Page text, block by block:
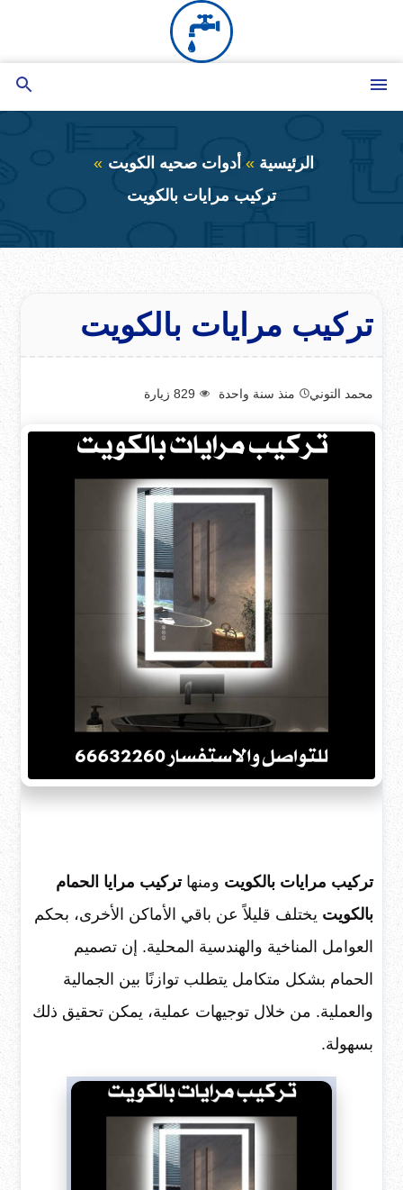
المحتوى
الرئيسية
أدوات صحيه الكويت
تركيب مرايات بالكويت
تركيب مرايات بالكويت
محمد التوني منذ سنة واحدة 829 زيارة
تركيب مرايات بالكويت ومنهاتركيب مرايا الحمام
بالكويت يختلف قليلاً عن باقي الأماكن الأخرى، بحكم
العوامل المناخية والهندسية المحلية. إن تصميم
الحمام بشكل متكامل يتطلب توازنًا بين الجمالية
والعملية. من خلال توجيهات عملية، يمكن تحقيق ذلك
بسهولة.